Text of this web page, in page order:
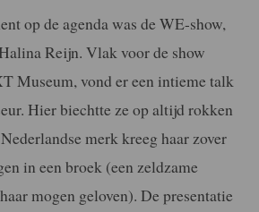
op de agenda was de WE-show,
Reijn. Vlak voor de show
Museum, vond er een intieme talk
Hier biechtte ze op altijd rokken
merk kreeg haar zover
in een broek (een zeldzame
mogen geloven). De presentatie